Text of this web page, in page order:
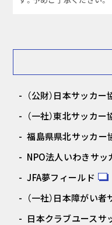
（公財）日本サッカー
（一社）東北サッカー
福島県県北サッカー
NPO法人いわきサッ
JFA夢フィールド
（一社）日本障がい
日本クラブユースサ